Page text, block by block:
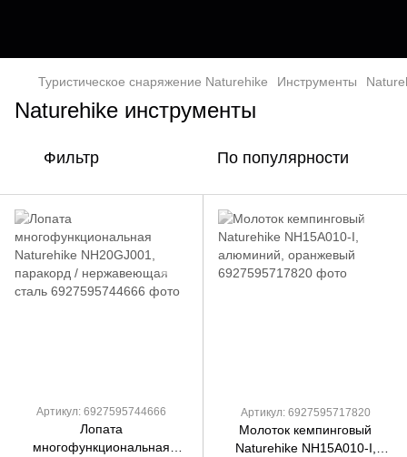
Туристическое снаряжение Naturehike Инструменты
Naturehike инструменты
Фильтр По популярности
Артикул: 6927595744666
Лопата
многофункциональная
Артикул: 6927595717820
Молоток кемпинговый
Naturehike NH15A010-I,